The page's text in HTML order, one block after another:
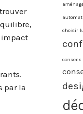
impact
par la
choisir
conseils